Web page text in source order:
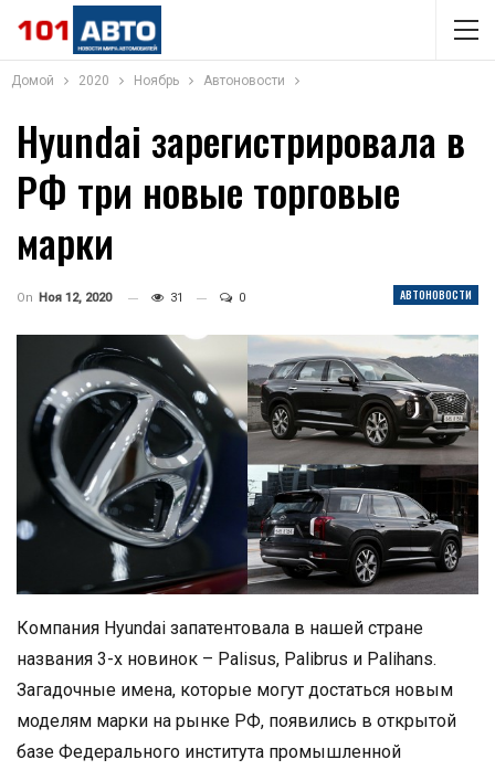
Домой 2020 Ноябрь Автоновости
Hyundai зарегистрировала в
РФ три новые торговые
марки
АВТОНОВОСТИ
On Ноя 12, 2020 31 0
Компания Hyundai запатентовала в нашей стране
названия 3-х новинок – Palisus, Palibrus и Palihans.
Загадочные имена, которые могут достаться новым
моделям марки на рынке РФ, появились в открытой
базе Федерального института промышленной